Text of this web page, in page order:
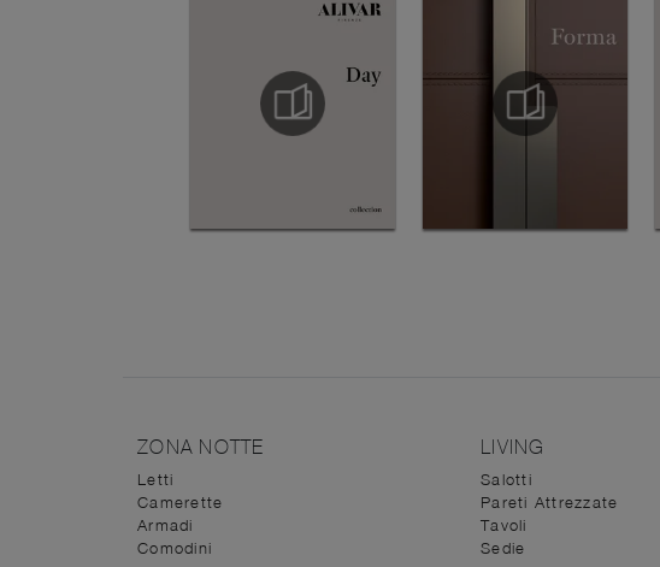
ZONA NOTTE
Letti
Camerette
Armadi
Comodini
LIVING
Salotti
Pareti Attrezzate
Tavoli
Sedie